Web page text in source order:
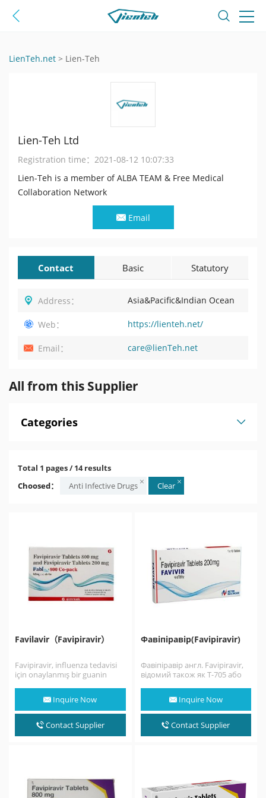
LienTeh.net > Lien-Teh
Lien-Teh Ltd
Registration time： 2021-08-12 10:07:33
Lien-Teh is a member of ALBA TEAM & Free Medical
Collaboration Network
Email
Contact
Basic
Statutory
Address： Asia&Pacific&Indian Ocean
Web： https://lienteh.net/
Email： care@lienTeh.net
All from this Supplier
Categories
Total 1 pages / 14 results
Choosed：
Anti Infective Drugs Clear
Favilavir（Favipiravir）
Favipiravir, influenza tedavisi
için onaylanmış bir guanin
norovirus ve enterovirüs…
Inquire Now
Contact Supplier
Фавіпіравір(Favipiravir)
Фавіпіравір англ. Favipiravir,
відомий також як T-705 або
був розроблений…
Inquire Now
Contact Supplier